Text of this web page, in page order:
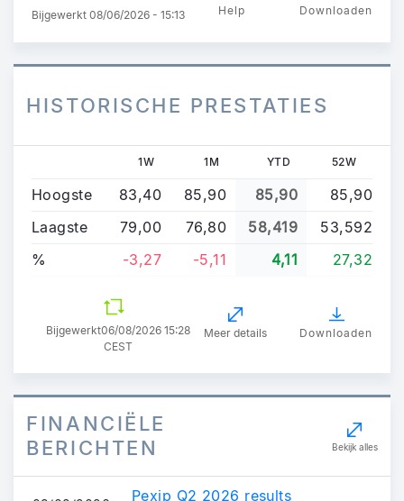
Bijgewerkt 08/06/2026 - 15:13 Help Downloaden
HISTORISCHE PRESTATIES
1W 1M YTD 52W
Hoogste 83,40 85,90 85,90
85,90
Laagste
79,00 76,80 58,419
53,592
%
-3,27 -5,11 4,11 27,32
Bijgewerkt06/08/2026 15:28
CEST
Meer details Downloaden
FINANCIËLE
BERICHTEN
Bekijk alles
Pexip Q2 2026 results